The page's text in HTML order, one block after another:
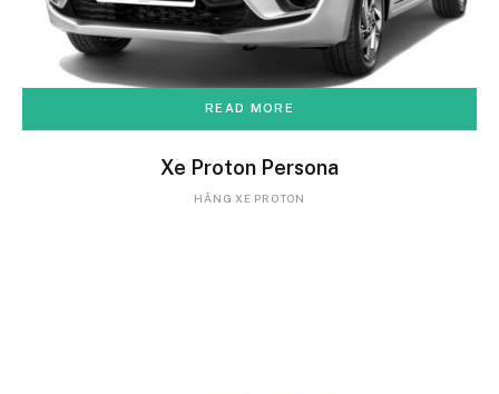
READ MORE
Xe Proton Persona
HÃNG XE PROTON